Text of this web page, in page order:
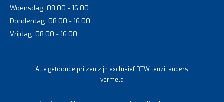
Woensdag: 08:00 - 16:00
Donderdag: 08:00 - 16:00
Vrijdag: 08:00 - 16:00
Alle getoonde prijzen zijn exclusief BTW tenzij anders
vermeld